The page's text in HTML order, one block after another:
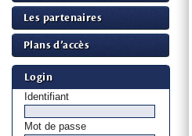
Les partenaires
Plans d’accès
Login
Identifiant
Mot de passe